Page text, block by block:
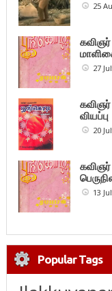
25
கவிஞர்
27
வியப்பு
20
கவிஞர்
13
Popular Tags